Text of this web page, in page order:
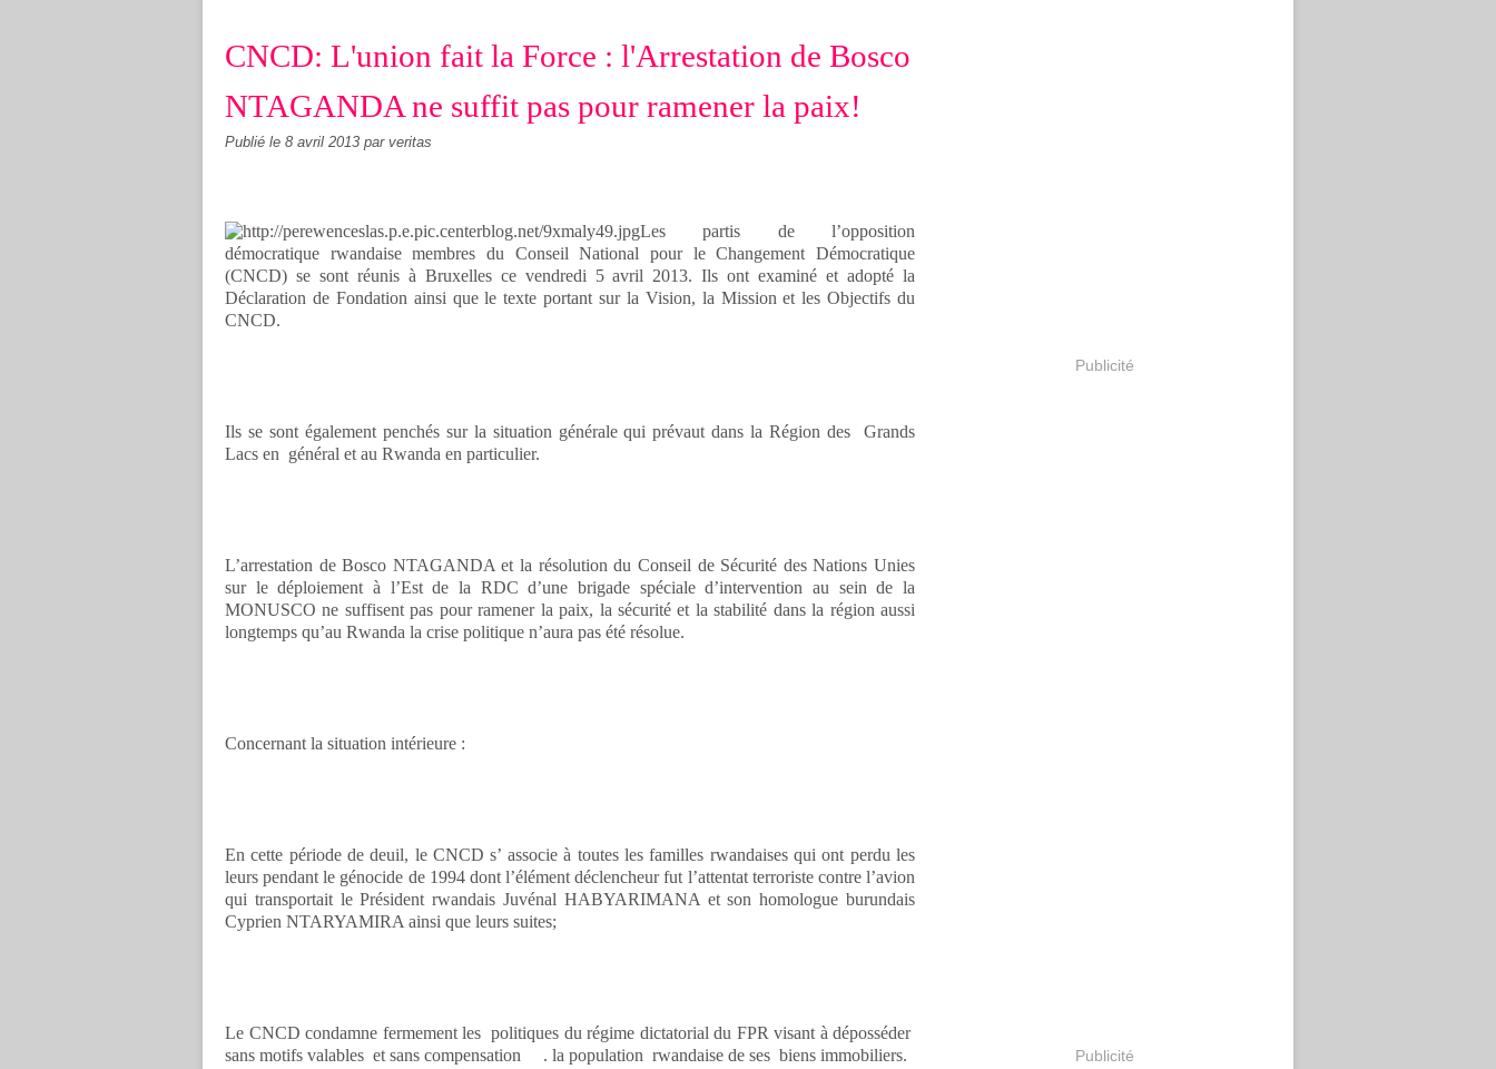
CNCD: L'union fait la Force : l'Arrestation de Bosco
NTAGANDA ne suffit pas pour ramener la paix!
Publié le 8 avril 2013 par veritas
Les partis de l’opposition
démocratique rwandaise membres du Conseil National pour le Changement Démocratique
(CNCD) se sont réunis à Bruxelles ce vendredi 5 avril 2013. Ils ont examiné et adopté la
Déclaration de Fondation ainsi que le texte portant sur la Vision, la Mission et les Objectifs du
CNCD.
Ils se sont également penchés sur la situation générale qui prévaut dans la Région des Grands
Lacs en général et au Rwanda en particulier.
L’arrestation de Bosco NTAGANDA et la résolution du Conseil de Sécurité des Nations Unies
sur le déploiement à l’Est de la RDC d’une brigade spéciale d’intervention au sein de la
MONUSCO ne suffisent pas pour ramener la paix, la sécurité et la stabilité dans la région aussi
longtemps qu’au Rwanda la crise politique n’aura pas été résolue.
Concernant la situation intérieure :
En cette période de deuil, le CNCD s’ associe à toutes les familles rwandaises qui ont perdu les
leurs pendant le génocide de 1994 dont l’élément déclencheur fut l’attentat terroriste contre l’avion
qui transportait le Président rwandais Juvénal HABYARIMANA et son homologue burundais
Cyprien NTARYAMIRA ainsi que leurs suites;
Le CNCD condamne fermement les politiques du régime dictatorial du FPR visant à déposséder
sans motifs valables et sans compensation . la population rwandaise de ses biens immobiliers.
Publicité
Publicité